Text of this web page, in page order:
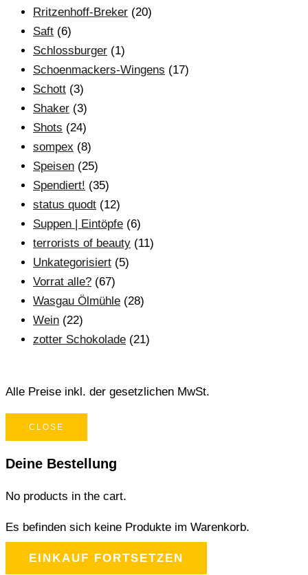
Rritzenhoff-Breker (20)
Saft (6)
Schlossburger (1)
Schoenmackers-Wingens (17)
Schott (3)
Shaker (3)
Shots (24)
sompex (8)
Speisen (25)
Spendiert! (35)
status quodt (12)
Suppen | Eintöpfe (6)
terrorists of beauty (11)
Unkategorisiert (5)
Vorrat alle? (67)
Wasgau Ölmühle (28)
Wein (22)
zotter Schokolade (21)
Alle Preise inkl. der gesetzlichen MwSt.
CLOSE
Deine Bestellung
No products in the cart.
Es befinden sich keine Produkte im Warenkorb.
EINKAUF FORTSETZEN